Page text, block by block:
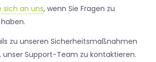
sich an uns, wenn Sie Fragen zu
zu unseren Sicherheitsmaßnahmen
unser Support-Team zu kontaktieren.